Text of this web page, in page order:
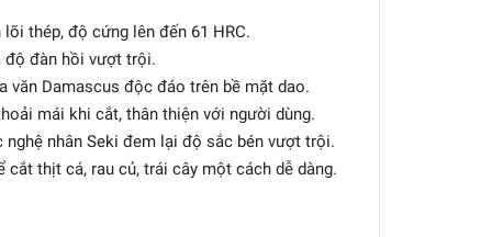
thép, độ cứng lên đến 61 HRC.
độ đàn hồi vượt trội.
văn Damascus độc đáo trên bề mặt dao.
mái khi cắt, thân thiện với người dùng.
nhân Seki đem lại độ sắc bén vượt trội.
thịt cá, rau củ, trái cây một cách dễ dàng.